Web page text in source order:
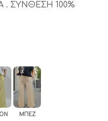
ΣΥΝΘΕΣΗ 100%
ΜΠΕΖ